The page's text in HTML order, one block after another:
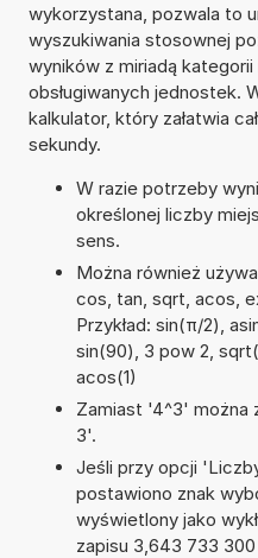
wykorzystana, pozwala to
wyszukiwania stosownej
wyników z miriadą
obsługiwanych jednostek.
kalkulator, który załatwia
sekundy.
W razie potrzeby
określonej liczby
sens.
Można również
cos, tan, sqrt, acos,
Przykład: sin(π/2),
sin(90), 3 pow 2,
acos(1)
Zamiast '4^3' można
3'.
Jeśli przy opcji
postawiono znak
wyświetlony jako
zapisu 3,643 733 300